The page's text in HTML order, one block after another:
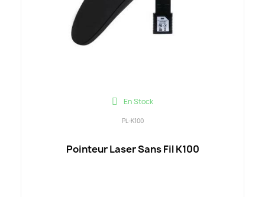
En Stock
PL-K100
Pointeur Laser Sans Fil K100